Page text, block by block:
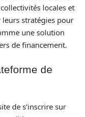
locales et
stratégies pour
une solution
de financement.
de
de s’inscrire sur